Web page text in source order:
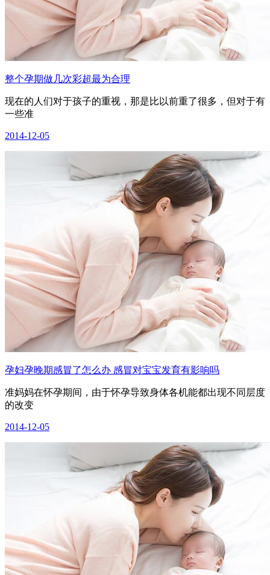
整个孕期做几次彩超最为合理
现在的人们对于孩子的重视，那是比以前重了很多，但对于有
一些准
2014-12-05
孕妇孕晚期感冒了怎么办 感冒对宝宝发育有影响吗
准妈妈在怀孕期间，由于怀孕导致身体各机能都出现不同层度
的改变
2014-12-05